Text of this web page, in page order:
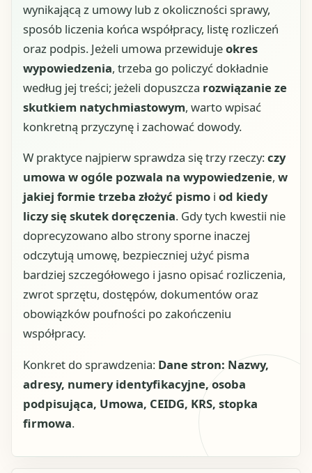
wynikającą z umowy lub z okoliczności sprawy,
sposób liczenia końca współpracy, listę rozliczeń
oraz podpis. Jeżeli umowa przewidujeokres
wypowiedzenia, trzeba go policzyć dokładnie
według jej treści; jeżeli dopuszcza rozwiązanie ze
skutkiem natychmiastowym, warto wpisać
konkretną przyczynę i zachować dowody.
W praktyce najpierw sprawdza się trzy rzeczy:czy
umowa w ogóle pozwala na wypowiedzenie, w
jakiej formie trzeba złożyć pismo i od kiedy
liczy się skutek doręczenia. Gdy tych kwestii nie
doprecyzowano albo strony sporne inaczej
odczytują umowę, bezpieczniej użyć pisma
bardziej szczegółowego i jasno opisać rozliczenia,
zwrot sprzętu, dostępów, dokumentów oraz
obowiązków poufności po zakończeniu
współpracy.
Konkret do sprawdzenia: Dane stron: Nazwy,
adresy, numery identyfikacyjne, osoba
podpisująca, Umowa, CEIDG, KRS, stopka
firmowa.